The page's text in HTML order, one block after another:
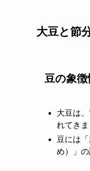
大豆と節
豆の象徴
大豆は
れてきま
豆には
め）」